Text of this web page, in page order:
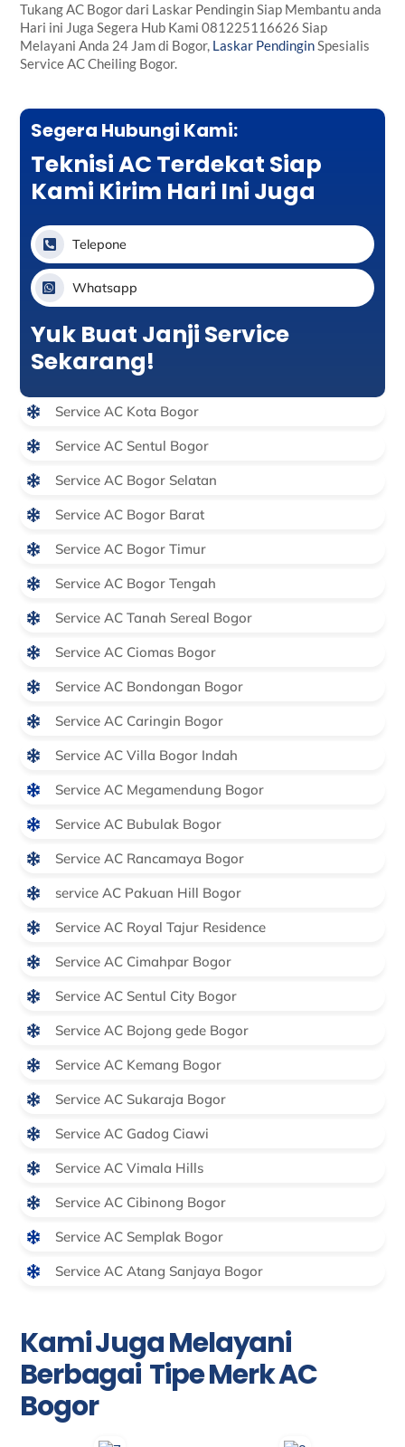
Tukang AC Bogor dari Laskar Pendingin Siap Membantu anda
Hari ini Juga Segera Hub Kami 081225116626 Siap
Melayani Anda 24 Jam di Bogor, Laskar PendinginSpesialis
Service AC Cheiling Bogor.
Segera Hubungi Kami:
Teknisi AC Terdekat Siap
Kami Kirim Hari Ini Juga
Telepone
Whatsapp
Yuk Buat Janji Service
Sekarang!
Service AC Kota Bogor
Service AC Sentul Bogor
Service AC Bogor Selatan
Service AC Bogor Barat
Service AC Bogor Timur
Service AC Bogor Tengah
Service AC Tanah Sereal Bogor
Service AC Ciomas Bogor
Service AC Bondongan Bogor
Service AC Caringin Bogor
Service AC Villa Bogor Indah
Service AC Megamendung Bogor
Service AC Bubulak Bogor
Service AC Rancamaya Bogor
service AC Pakuan Hill Bogor
Service AC Royal Tajur Residence
Service AC Cimahpar Bogor
Service AC Sentul City Bogor
Service AC Bojong gede Bogor
Service AC Kemang Bogor
Service AC Sukaraja Bogor
Service AC Gadog Ciawi
Service AC Vimala Hills
Service AC Cibinong Bogor
Service AC Semplak Bogor
Service AC Atang Sanjaya Bogor
Kami Juga Melayani
Berbagai Tipe Merk AC
Bogor